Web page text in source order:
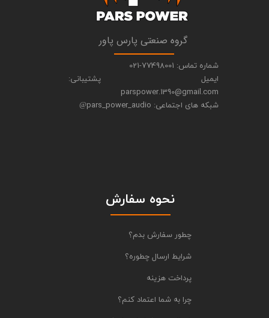
​گروه صنعتی پارس پاور
شماره تماس: 77498001-021
ایمیل پشتیبانی:
parspower.1390@gmail.com
شبکه های اجتماعی: pars_power_audio
@
نحوه سفارش
چطور سفارش بدم؟
شرایط ارسال چطوره؟
پرداخت هزینه
چرا به شما اعتماد کنم؟